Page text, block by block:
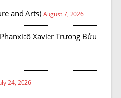
and Arts) August 7, 2026
Xavier Trương Bửu
24, 2026